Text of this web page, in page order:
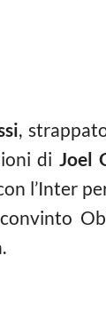
,
di Joel
l’Inter